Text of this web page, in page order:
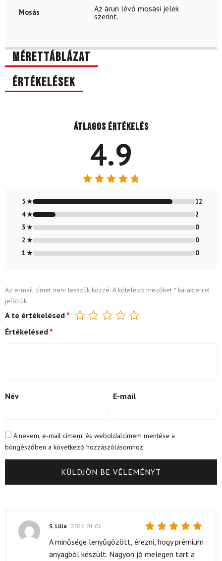
Mosás
Az árun lévő mosási jelek
szerint.
Mérettáblázat
Értékelések
Átlagos értékelés
4.9
4.86/ 5
5 ★
12
4 ★
2
3 ★
0
2 ★
0
1 ★
0
Az e-mail címet nem tesszük közzé. A kötelező mezőket *karakterrel
jelöltük
A te értékelésed *
Értékelésed *
Név E-mail
A nevem, e-mail címem, és weboldalcímem mentése a
böngészőben a következő hozzászólásomhoz.
Értékelés:
/ 5
S. Lilla 2026.01.06.
A minősége lenyűgözött, érezni, hogy prémium
anyagból készült. Nagyon jó melegen tart a